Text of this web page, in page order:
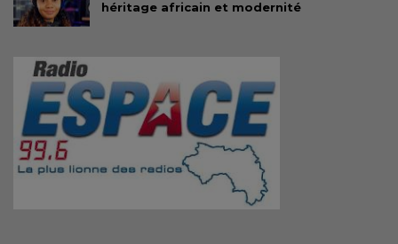
héritage africain et modernité